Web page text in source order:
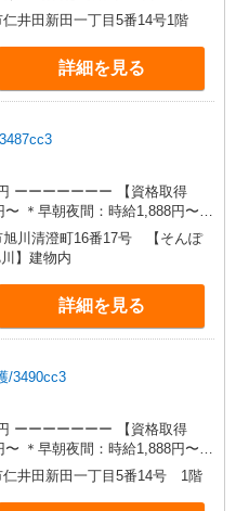
〜）：時給1,988円〜 ＊日曜
任者研修
円 ◎週20時間
者）の場合は時給1,530円 ＊
、18:00〜）：時給1,888円〜 ＊
セル手当：職務時給の60％支給
井田新田一丁目5番14号1階
詳細を見る
得
＊日曜祝日：時給1,810円〜 ーーーーーーー
旭川清澄町16番17号 【そんぽ
】建物内
詳細を見る
/3490cc3
得
＊日曜祝日：時給1,810円〜 ーーーーーーー
仁井田新田一丁目5番14号 1階